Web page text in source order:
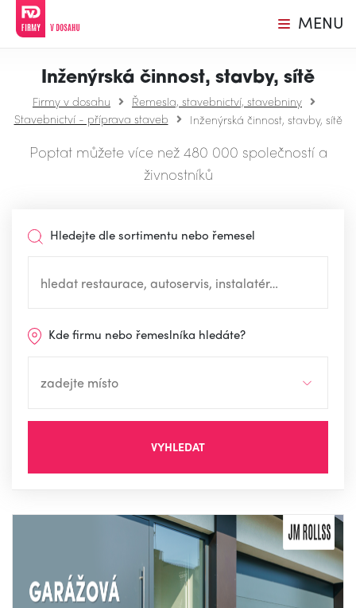
MENU
Inženýrská činnost, stavby, sítě
Firmy v dosahu
Řemesla, stavebnictví, stavebniny
Stavebnictví - příprava staveb
Inženýrská činnost, stavby, sítě
Poptat můžete více než 480 000 společností a
živnostníků
Hledejte dle sortimentu nebo řemesel
Kde firmu nebo řemeslníka hledáte?
VYHLEDAT